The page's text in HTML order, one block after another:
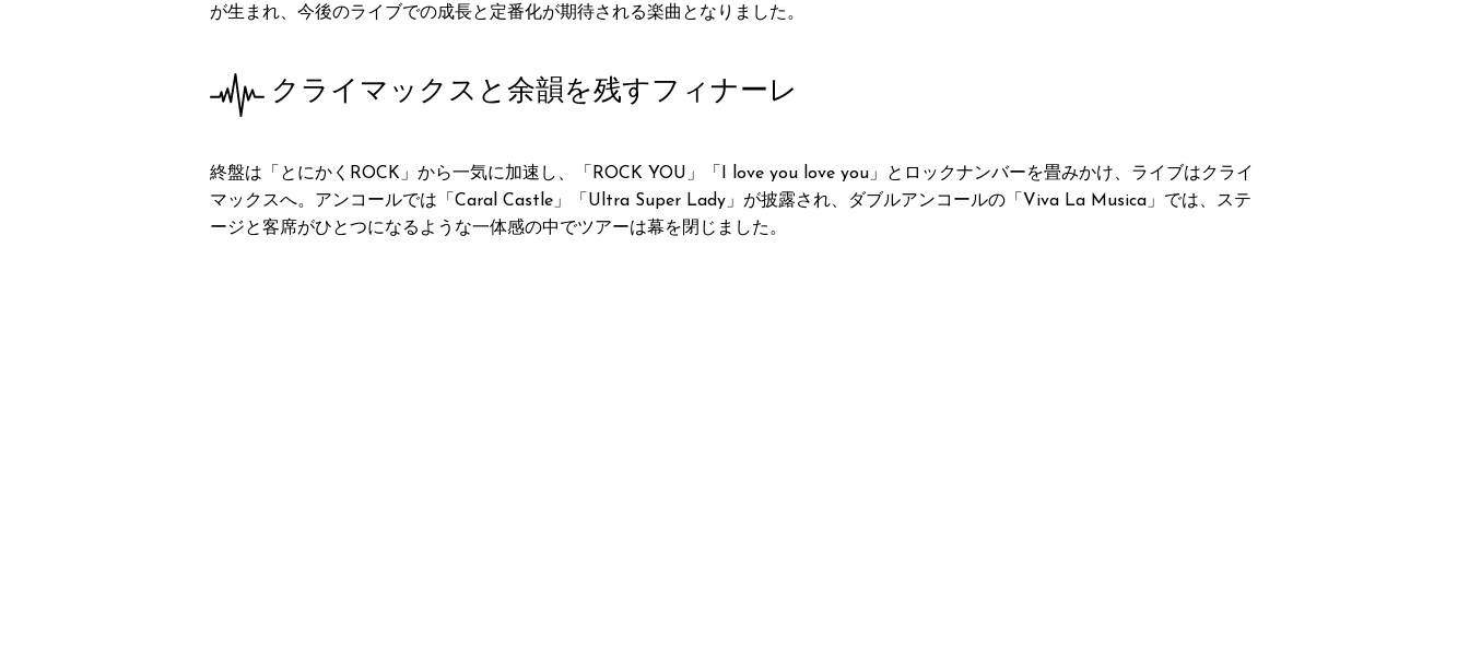
が生まれ、今後のライブでの成長と定番化が期待される楽曲となりました。
クライマックスと余韻を残すフィナーレ
終盤は「とにかくROCK」から一気に加速し、「ROCK YOU」「I love you love you」とロックナンバーを畳みかけ、ライブはクライ
マックスへ。アンコールでは「Caral Castle」「Ultra Super Lady」が披露され、ダブルアンコールの「Viva La Musica」では、ステ
ージと客席がひとつになるような一体感の中でツアーは幕を閉じました。